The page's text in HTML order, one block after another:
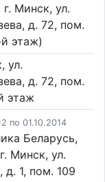
Минск, ул.
д. 72, пом.
этаж)
ул.
д. 72, пом.
этаж
по 01.10.2014
Беларусь,
Минск, ул.
1, пом. 109